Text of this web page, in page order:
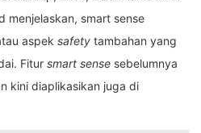
menjelaskan, smart sense
aspek safety tambahan yang
Fitur smart sense sebelumnya
kini diaplikasikan juga di